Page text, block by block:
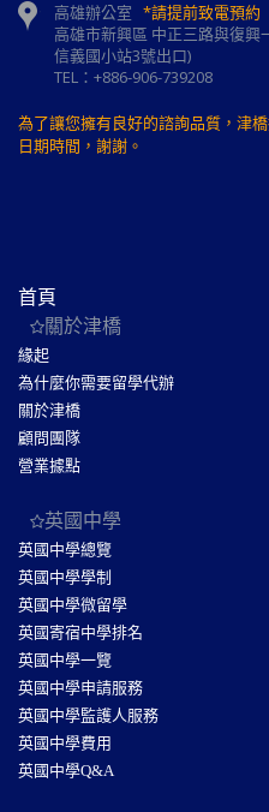
高雄辦公室 *請提前致電預約
高雄市新興區 中正三路與復興
信義國小站3號出口)
TEL：+886-906-739208
為了讓您擁有良好的諮詢品質，津
日期時間，謝謝。
首頁
關於津橋
緣起
為什麼你需要留學代辦
關於津橋
顧問團隊
營業據點
英國中學
英國中學總覽
英國中學學制
英國中學微留學
英國寄宿中學排名
英國中學一覽
英國中學申請服務
英國中學監護人服務
英國中學費用
英國中學Q&A